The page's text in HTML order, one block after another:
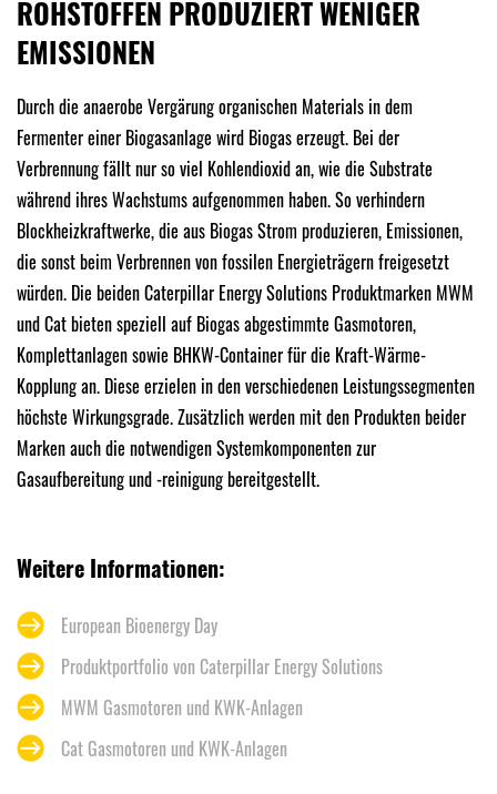
ROHSTOFFEN PRODUZIERT WENIGER
EMISSIONEN
Durch die anaerobe Vergärung organischen Materials in dem
Fermenter einer Biogasanlage wird Biogas erzeugt. Bei der
Verbrennung fällt nur so viel Kohlendioxid an, wie die Substrate
während ihres Wachstums aufgenommen haben. So verhindern
Blockheizkraftwerke, die aus Biogas Strom produzieren, Emissionen,
die sonst beim Verbrennen von fossilen Energieträgern freigesetzt
würden. Die beiden Caterpillar Energy Solutions Produktmarken MWM
und Cat bieten speziell auf Biogas abgestimmte Gasmotoren,
Komplettanlagen sowie BHKW-Container für die Kraft-Wärme-
Kopplung an. Diese erzielen in den verschiedenen Leistungssegmenten
höchste Wirkungsgrade. Zusätzlich werden mit den Produkten beider
Marken auch die notwendigen Systemkomponenten zur
Gasaufbereitung und -reinigung bereitgestellt.
Weitere Informationen:
European Bioenergy Day
Produktportfolio von Caterpillar Energy Solutions
MWM Gasmotoren und KWK-Anlagen
Cat Gasmotoren und KWK-Anlagen